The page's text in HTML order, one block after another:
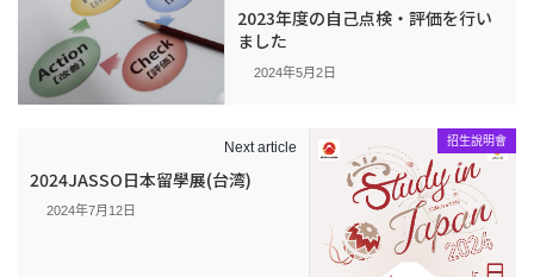
2023年度の自己点検・評価を行い
ました
2024年5月2日
招生說明會
Next article
2024JASSO日本留學展(台湾)
2024年7月12日